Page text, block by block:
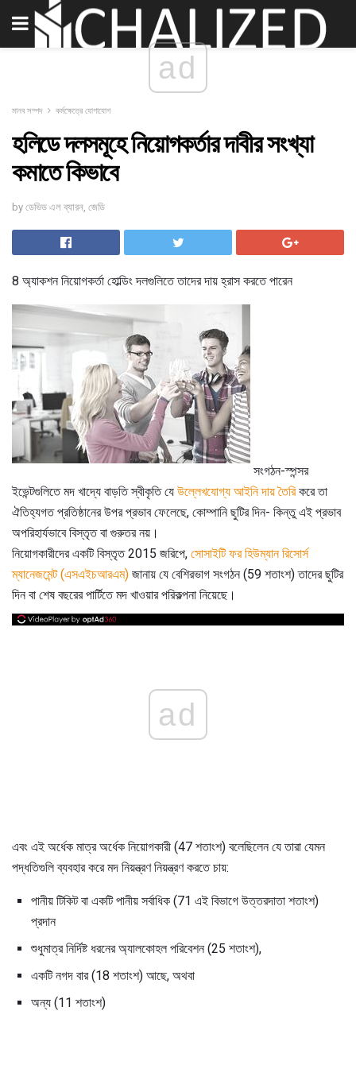
ad
মানব সম্পদ কর্মক্ষেত্রে যোগাযোগ
হলিডে দলসমূহে নিয়োগকর্তার দাবীর সংখ্যা
কমাতে কিভাবে
by ডেভিড এল ব্যারন, জেডি
8 অ্যাকশন নিয়োগকর্তা হোল্ডিং দলগুলিতে তাদের দায় হ্রাস করতে পারেন
সংগঠন-স্পন্সর
ইভেন্টগুলিতে মদ খাদ্যে বাড়তি স্বীকৃতি যে উল্লেখযোগ্য আইনি দায় তৈরিকরে তা
ঐতিহ্যগত প্রতিষ্ঠানের উপর প্রভাব ফেলেছে, কোম্পানি ছুটির দিন- কিন্তু এই প্রভাব
অপরিহার্যভাবে বিস্তৃত বা গুরুতর নয়।
নিয়োগকারীদের একটি বিস্তৃত 2015 জরিপে, সোসাইটি ফর হিউম্যান রিসোর্স
ম্যানেজমেন্ট (এসএইচআরএম) জানায় যে বেশিরভাগ সংগঠন (59 শতাংশ) তাদের ছুটির
দিন বা শেষ বছরের পার্টিতে মদ খাওয়ার পরিকল্পনা নিয়েছে।
ad
এবং এই অর্ধেক মাত্র অর্ধেক নিয়োগকারী (47 শতাংশ) বলেছিলেন যে তারা যেমন
পদ্ধতিগুলি ব্যবহার করে মদ নিয়ন্ত্রণ নিয়ন্ত্রণ করতে চায়:
পানীয় টিকিট বা একটি পানীয় সর্বাধিক (71 এই বিভাগে উত্তরদাতা শতাংশ)
প্রদান
শুধুমাত্র নির্দিষ্ট ধরনের অ্যালকোহল পরিবেশন (25 শতাংশ),
একটি নগদ বার (18 শতাংশ) আছে, অথবা
অন্য (11 শতাংশ)